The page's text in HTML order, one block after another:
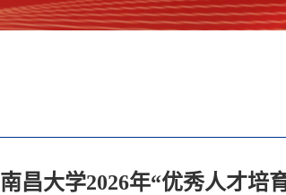
南昌大学2026年“优秀人才培